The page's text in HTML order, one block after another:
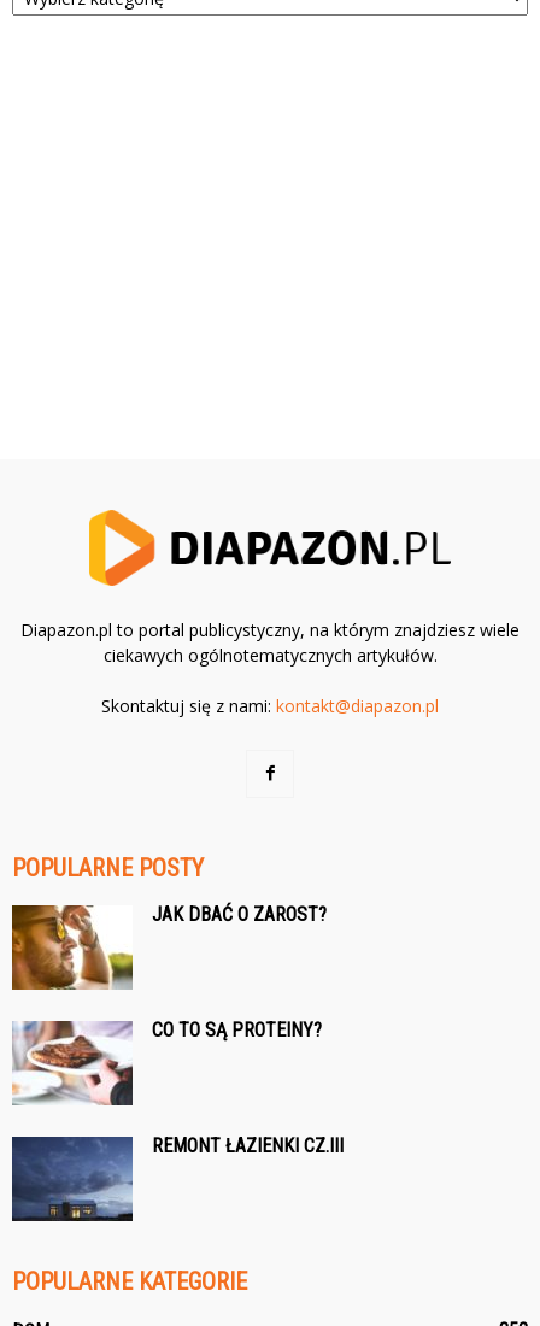
Diapazon.pl to portal publicystyczny, na którym znajdziesz wiele
ciekawych ogólnotematycznych artykułów.
Skontaktuj się z nami: kontakt@diapazon.pl
POPULARNE POSTY
JAK DBAĆ O ZAROST?
CO TO SĄ PROTEINY?
REMONT ŁAZIENKI CZ.III
POPULARNE KATEGORIE